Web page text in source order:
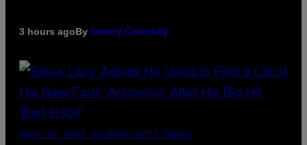
3 hours agoBy Denny Connolly
PHOTO BY JAMIE MCCARTHY/GETTY IMAGES